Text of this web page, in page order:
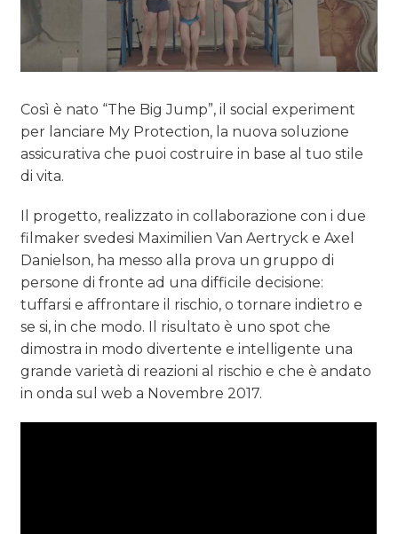
Così è nato “The Big Jump”, il social experiment
per lanciare My Protection, la nuova soluzione
assicurativa che puoi costruire in base al tuo stile
di vita.
Il progetto, realizzato in collaborazione con i due
filmaker svedesi Maximilien Van Aertryck e Axel
Danielson, ha messo alla prova un gruppo di
persone di fronte ad una difficile decisione:
tuffarsi e affrontare il rischio, o tornare indietro e
se si, in che modo. Il risultato è uno spot che
dimostra in modo divertente e intelligente una
grande varietà di reazioni al rischio e che è andato
in onda sul web a Novembre 2017.